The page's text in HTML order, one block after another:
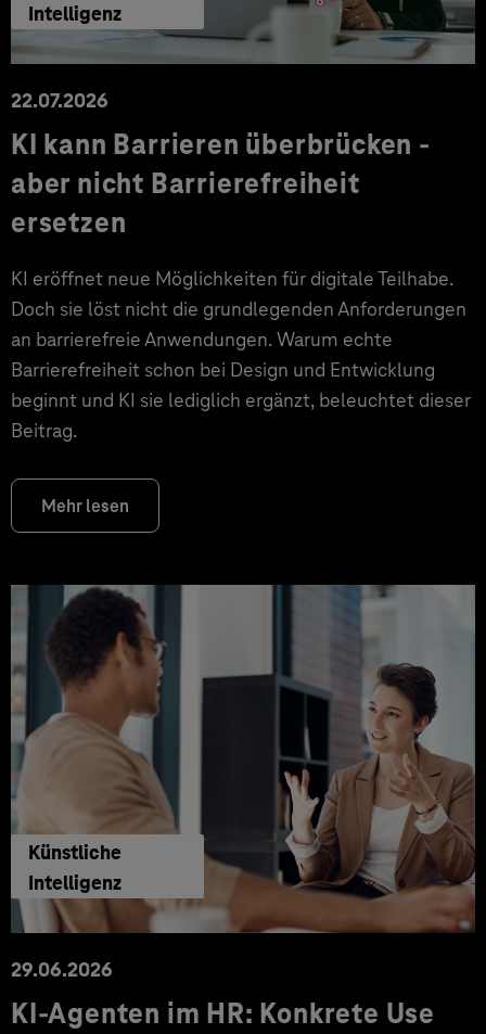
Intelligenz
22.07.2026
KI kann Barrieren überbrücken -
aber nicht Barrierefreiheit
ersetzen
KI eröffnet neue Möglichkeiten für digitale Teilhabe.
Doch sie löst nicht die grundlegenden Anforderungen
an barrierefreie Anwendungen. Warum echte
Barrierefreiheit schon bei Design und Entwicklung
beginnt und KI sie lediglich ergänzt, beleuchtet dieser
Beitrag.
Mehr lesen
Künstliche
Intelligenz
29.06.2026
KI‑Agenten im HR: Konkrete Use